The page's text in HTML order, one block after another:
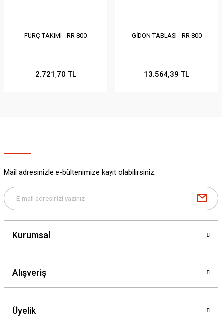
FURÇ TAKIMI - RR 800
2.721,70 TL
GİDON TABLASI - RR 800
13.564,39 TL
Mail adresinizle e-bültenimize kayıt olabilirsiniz.
Kurumsal
Alışveriş
Üyelik